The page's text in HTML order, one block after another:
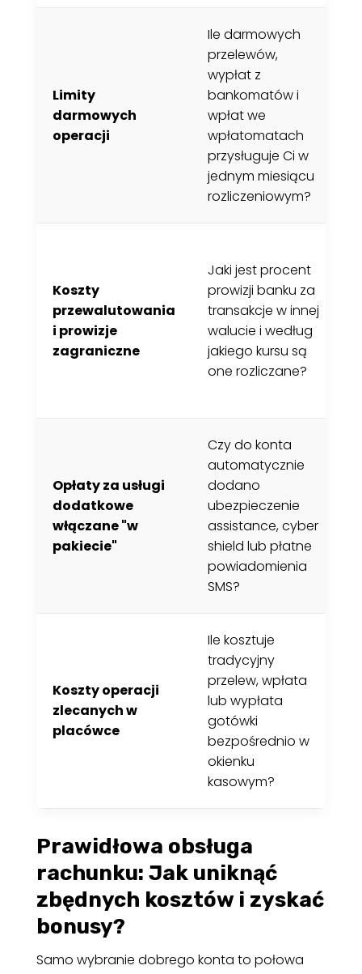
Limity
darmowych
operacji
Ile darmowych
przelewów,
wypłat z
bankomatów i
wpłat we
wpłatomatach
przysługuje Ci w
jednym miesiącu
rozliczeniowym?
Koszty
przewalutowania
i prowizje
zagraniczne
Jaki jest procent
prowizji banku za
transakcje w innej
walucie i według
jakiego kursu są
one rozliczane?
Opłaty za usługi
dodatkowe
włączane "w
pakiecie"
Czy do konta
automatycznie
dodano
ubezpieczenie
assistance, cyber
shield lub płatne
powiadomienia
SMS?
Koszty operacji
zlecanych w
placówce
Ile kosztuje
tradycyjny
przelew, wpłata
lub wypłata
gotówki
bezpośrednio w
okienku
kasowym?
Prawidłowa obsługa
rachunku: Jak uniknąć
zbędnych kosztów i zyskać
bonusy?
Samo wybranie dobrego konta to połowa